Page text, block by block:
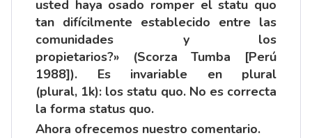
usted haya osado romper el statu quo
tan difícilmente establecido entre las
comunidades y los
propietarios?» (Scorza Tumba [Perú
1988]). Es invariable en plural
(plural, 1k): los statu quo. No es correcta
la forma status quo.
Ahora ofrecemos nuestro comentario.